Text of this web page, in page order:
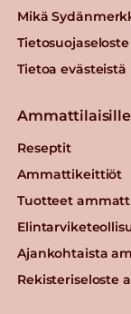
Mikä
Tietosuojaseloste
Tietoa evästeistä
Ammattilaisille
Reseptit
Ammattikeittiöt
Tuotteet
Ajankohtaista
Rekisteriseloste